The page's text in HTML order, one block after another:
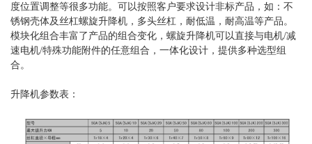
度位置调整等很多功能。可以按照客户要求设计非标产品，如：不
锈钢壳体及丝杠螺旋升降机，多头丝杠，耐低温，耐高温等产品。
模块化组合丰富了产品的组合变化，螺旋升降机可以直接与电机/减
速电机/特殊功能附件的任意组合，一体化设计，提供多种选型组
合。
升降机参数表：